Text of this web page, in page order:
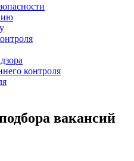
контроля
вакансий